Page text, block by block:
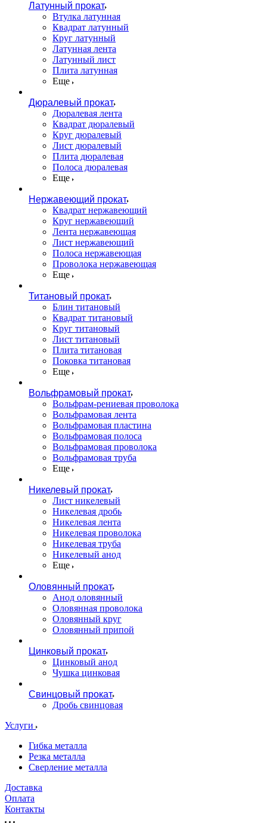
Латунный прокат
Втулка латунная
Квадрат латунный
Круг латунный
Латунная лента
Латунный лист
Плита латунная
Еще
Дюралевый прокат
Дюралевая лента
Квадрат дюралевый
Круг дюралевый
Лист дюралевый
Плита дюралевая
Полоса дюралевая
Еще
Нержавеющий прокат
Квадрат нержавеющий
Круг нержавеющий
Лента нержавеющая
Лист нержавеющий
Полоса нержавеющая
Проволока нержавеющая
Еще
Титановый прокат
Блин титановый
Квадрат титановый
Круг титановый
Лист титановый
Плита титановая
Поковка титановая
Еще
Вольфрамовый прокат
Вольфрам-рениевая проволока
Вольфрамовая лента
Вольфрамовая пластина
Вольфрамовая полоса
Вольфрамовая проволока
Вольфрамовая труба
Еще
Никелевый прокат
Лист никелевый
Никелевая дробь
Никелевая лента
Никелевая проволока
Никелевая труба
Никелевый анод
Еще
Оловянный прокат
Анод оловянный
Оловянная проволока
Оловянный круг
Оловянный припой
Цинковый прокат
Цинковый анод
Чушка цинковая
Свинцовый прокат
Дробь свинцовая
Услуги
Гибка металла
Резка металла
Сверление металла
Доставка
Оплата
Контакты